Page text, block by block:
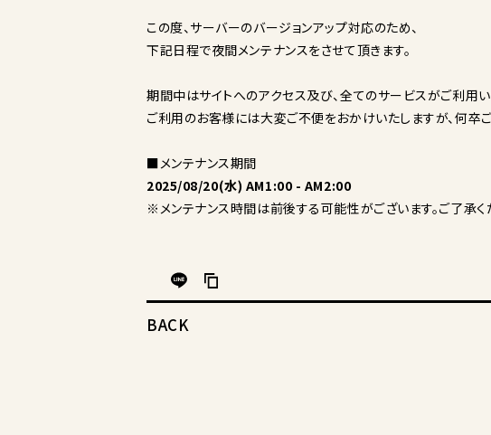
この度、サーバーのバージョンアップ対応のため、
下記日程で夜間メンテナンスをさせて頂きます。
期間中はサイトへのアクセス及び、全てのサービスがご利用い
ご利用のお客様には大変ご不便をおかけいたしますが、何卒
■メンテナンス期間
2025/08/20(水) AM1:00 - AM2:00
※メンテナンス時間は前後する可能性がございます。ご了承く
BACK